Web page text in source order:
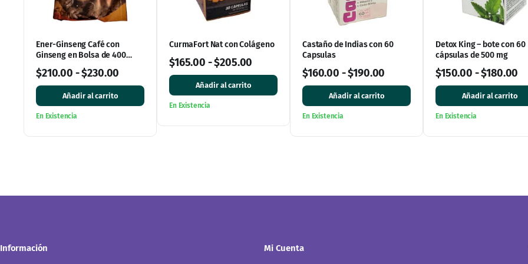
Ener-Ginseng Café con
Ginseng en Bolsa de 400
gramos
$210.00 -$230.00
Añadir al carrito
En Existencia
CurmaFort Nat con Colágeno
$165.00 -$205.00
Añadir al carrito
En Existencia
Castaño de Indias con 60
Capsulas
$160.00 -$190.00
Añadir al carrito
En Existencia
Detox King – bote con 60
cápsulas de 500 mg
$150.00 -$180.00
Añadir al carrito
En Existencia
Información Mi Cuenta